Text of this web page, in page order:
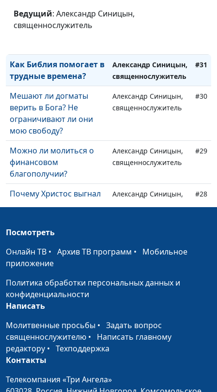
Ведущий: Александр Синицын,
священнослужитель
Какие воскрешения
описаны в Библии,
кроме воскрешения
Александр Синицын,
Как Библия помогает в
трудные времена?
Александр Синицын,
священнослужитель
#31
Мешают ли догматы
верить в Бога? Не
ограничивают ли они
мою свободу?
Александр Синицын,
священнослужитель
#30
Можно ли молиться о
финансовом
благополучии?
Александр Синицын,
священнослужитель
#29
Почему Христос выгнал
торговцев из храма?
Александр Синицын,
священнослужитель
#28
Евангелие?
Как сохранить мир с
близкими, если они не
разделяют мою веру?
Александр Синицын,
Как открыть сердце Богу
во время молитвы?
Обязан ли я страдать за
веру?
Александр Синицын,
священнослужитель
Почему именно Мария
стала матерью Христа?
Посмотреть
Онлайн ТВ • Архив ТВ программ • Мобильное
приложение
Политика обработки персональных данных и
конфиденциальности
Написать
Молитвенные просьбы • Задать вопрос
священнослужителю • Написать главному
редактору • Техподдержка
Контакты
Телекомпания «Три Ангела»